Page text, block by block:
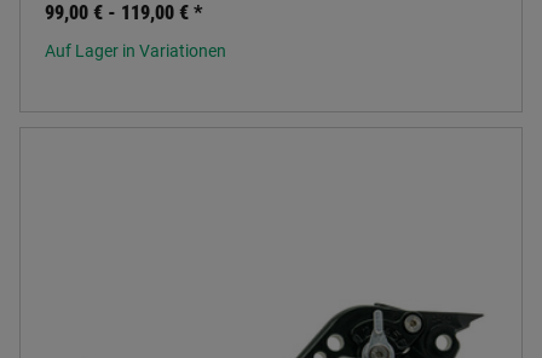
99,00 € - 119,00 € *
Auf Lager in Variationen